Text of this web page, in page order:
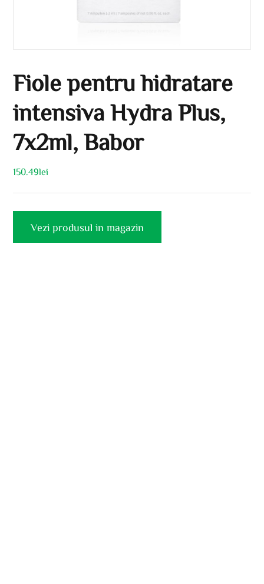
Fiole pentru hidratare
intensiva Hydra Plus,
7x2ml, Babor
150.49lei
Vezi produsul in magazin